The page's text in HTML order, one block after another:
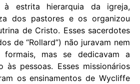
estrita hierarquia da igreja,
dos pastores e os organizou
de Cristo. Esses sacerdotes
de “Rollard”) não juravam nem
formais, mas se dedicavam a
às pessoas. Esses missionários
os ensinamentos de Wycliffe